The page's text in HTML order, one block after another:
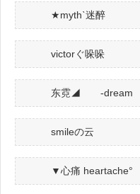
★mythˋ迷醉
victorぐ哚哚
东霓◢ -dream
smileの云
▼心痛 heartache°